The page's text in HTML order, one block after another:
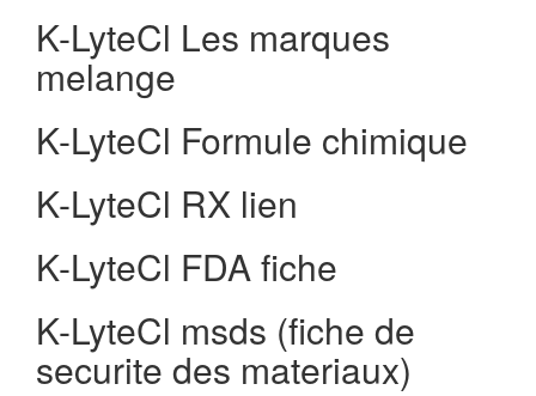
K-LyteCl Les marques
melange
K-LyteCl Formule chimique
K-LyteCl RX lien
K-LyteCl FDA fiche
K-LyteCl msds (fiche de
securite des materiaux)